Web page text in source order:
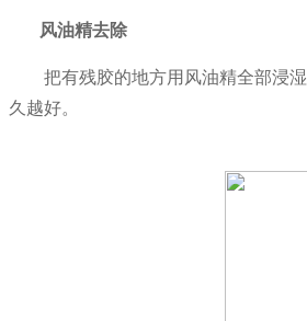
风油精去除
把有残胶的地方用风油精全部浸
久越好。